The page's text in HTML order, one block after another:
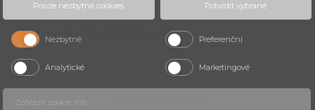
Zásady o ochraně osobních údajů.
Pouze nezbytné cookies Potvrdit vybrané
Nezbytné Preferenční
Analytické Marketingové
Zobrazit cookie info